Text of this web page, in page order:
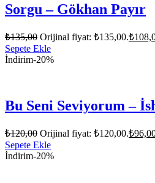
Sorgu – Gökhan Payır
₺135,00 Orijinal fiyat: ₺135,00.₺
Sepete Ekle
İndirim-20%
Bu Seni Seviyorum –
₺120,00 Orijinal fiyat: ₺120,00.₺
Sepete Ekle
İndirim-20%